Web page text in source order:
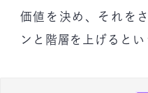
価値を決め、それを
ンと階層を上げると